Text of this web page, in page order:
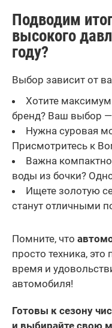
Подводим
высокого
году?
Выбор зависит от
Хотите
бренд? Ваш выбор —
Нужна суровая
Присмотритесь к
Важна
воды из бочки?
Ищете золотую
станут отличными
Помните, что
просто техника,
время и
автомобиля!
Готовы к сезону